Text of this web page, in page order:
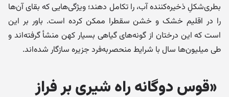
بطری‌شکلِ ذخیره‌کننده آب، را تکامل دهند؛ ویژگی‌هایی که بقای آن‌ها
را در اقلیم خشک و خشن سقطرا ممکن کرده است. باور بر این
است که این درختان از گونه‌های گیاهی بسیار کهن منشأ گرفته‌اند و
طی میلیون‌ها سال با شرایط منحصربه‌فرد جزیره سازگار شده‌اند.
«قوس دوگانه راه شیری بر فراز